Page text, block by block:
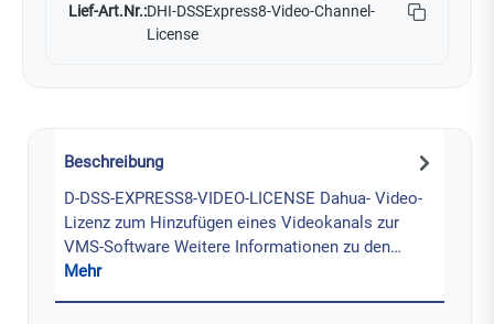
Lief-Art.Nr.:DHI-DSSExpress8-Video-Channel-
License
Beschreibung
D-DSS-EXPRESS8-VIDEO-LICENSE Dahua- Video-
Lizenz zum Hinzufügen eines Videokanals zur
VMS-Software Weitere Informationen zu den…
Mehr